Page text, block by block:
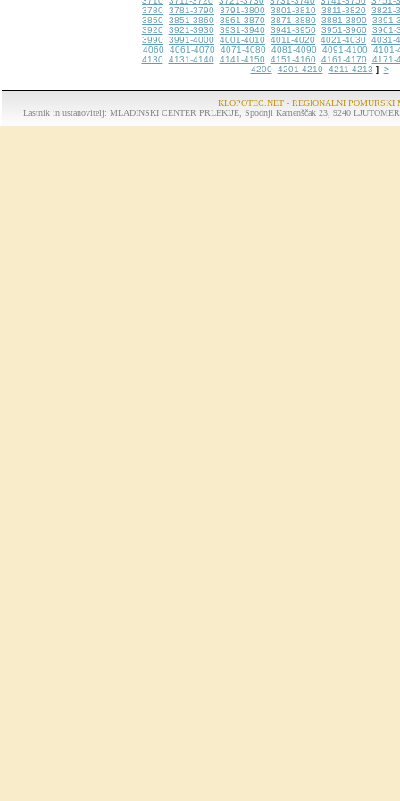
3780
3781-3790 3791-3800 3801-3810 3811-3820
3821-
3850
3851-3860 3861-3870 3871-3880 3881-3890
3891-
3920
3921-3930 3931-3940 3941-3950 3951-3960
3961-
3990
3991-4000 4001-4010 4011-4020 4021-4030
4031-
4060
4061-4070 4071-4080 4081-4090 4091-4100
4101-
4130
4131-4140 4141-4150 4151-4160 4161-4170
4171-
4200
4201-4210 4211-4213 ] >
KLOPOTEC.NET - REGIONALNI POMURSKI
Lastnik in ustanovitelj: MLADINSKI CENTER PRLEKIJE, Spodnji Kamenščak 23, 9240